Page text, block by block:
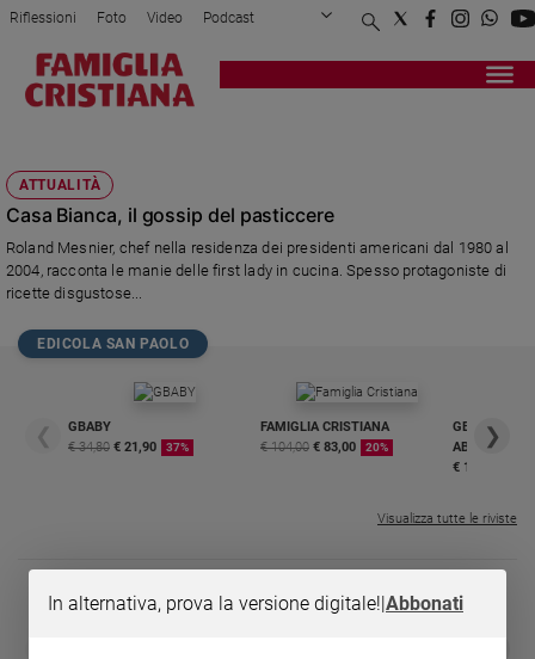
Attualità
Politica
Mondo
Economia
Legalità
giustizia
Sport
Papa
Chiesa
Riflessioni Foto Video Podcast
Privacy Policy Chi siamo
Registrati Redazione
ATTUALITÀ
Casa Bianca, il gossip del pasticcere
Roland Mesnier, chef nella residenza dei presidenti americani dal 1980 al
2004, racconta le manie delle first lady in cucina. Spesso protagoniste di
ricette disgustose...
EDICOLA SAN PAOLO
❮
GBABY
€ 34,80 € 21,90 37%
FAMIGLIA CRISTIANA
€ 104,00 € 83,00 20%
GBABY
€ 16,99
❯
Visualizza tutte le riviste
In alternativa, prova la versione digitale!|Abbonati